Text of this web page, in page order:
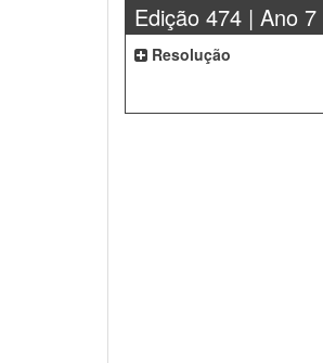
Edição 474 | Ano 7
Resolução